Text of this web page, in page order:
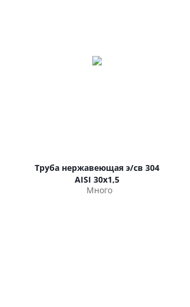
Труба нержавеющая э/св 304
AISI 30х1,5
Много